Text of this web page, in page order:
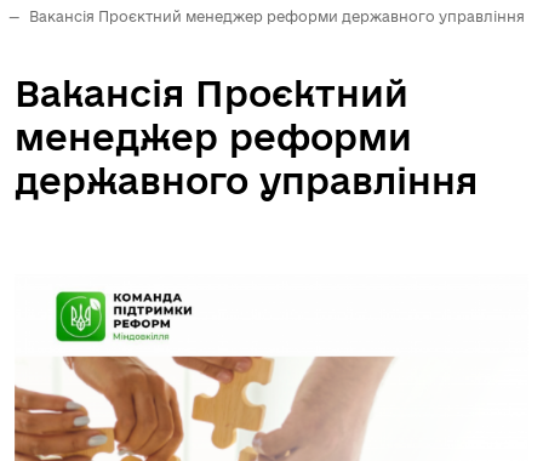
—
Вакансія Проєктний менеджер реформи державного управління
Вакансія Проєктний
менеджер реформи
державного управління